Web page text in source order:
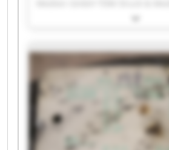
Druck & Medien GmbH TDM
Medien GmbH TDM Druck &
Druck & Medien GmbH TDM
GmbH TDM Druck & Medien
Medien GmbH TDM Druck &
Druck & Medien GmbH TDM
GmbH TDM Druck & Medien
Medien GmbH TDM Druck &
Druck & Medien GmbH TDM
GmbH